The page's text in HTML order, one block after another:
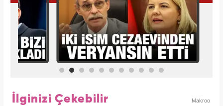
İlginizi Çekebilir Makroo